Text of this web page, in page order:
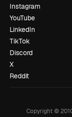
Instagram
YouTube
LinkedIn
TikTok
Discord
X
Reddit
Copyright ©